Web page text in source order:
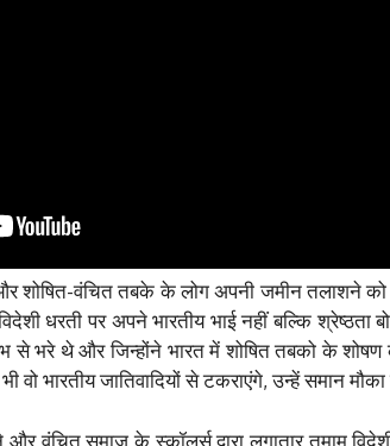
शोषित-वंचित तबके के लोग अपनी जमीन तलाशने
धरती पर अपने भारतीय भाई नहीं बल्कि श्रेष्ठता
से भरे थे और जिन्होंने भारत में शोषित तबको के शोषण
वो भारतीय जातिवादियों से टकराएंगे, उन्हें समान मौका
वंचित समाज के स्कॉलर्स द्वारा लगातार तमाम